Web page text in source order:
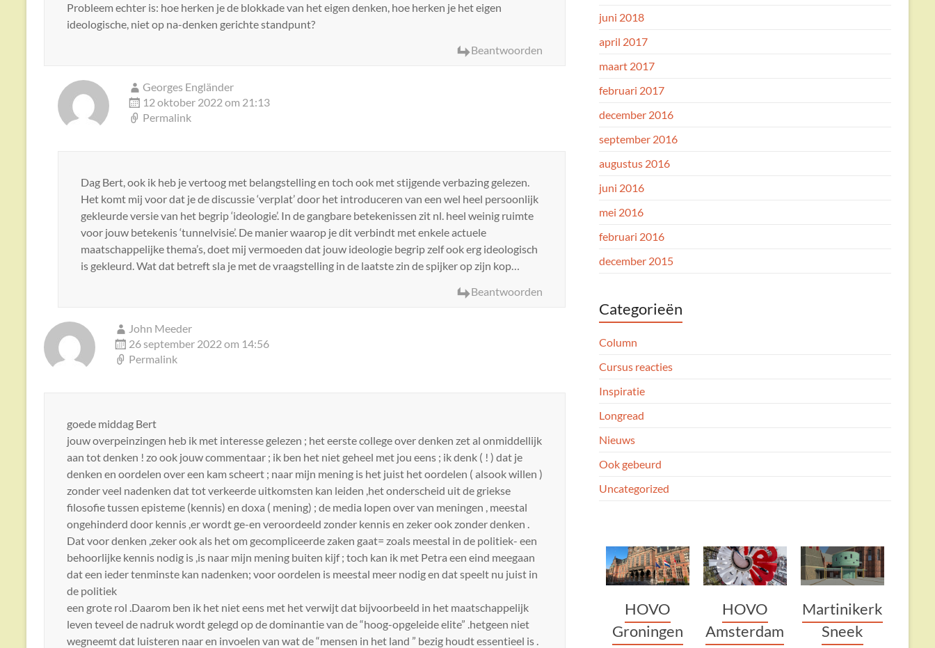
Probleem echter is: hoe herken je de blokkade van het eigen denken, hoe herken je het eigen
ideologische, niet op na-denken gerichte standpunt?
Beantwoorden
Georges Engländer
12 oktober 2022 om 21:13
Permalink
Dag Bert, ook ik heb je vertoog met belangstelling en toch ook met stijgende verbazing gelezen.
Het komt mij voor dat je de discussie ‘verplat’ door het introduceren van een wel heel persoonlijk
gekleurde versie van het begrip ‘ideologie’. In de gangbare betekenissen zit nl. heel weinig ruimte
voor jouw betekenis ‘tunnelvisie’. De manier waarop je dit verbindt met enkele actuele
maatschappelijke thema’s, doet mij vermoeden dat jouw ideologie begrip zelf ook erg ideologisch
is gekleurd. Wat dat betreft sla je met de vraagstelling in de laatste zin de spijker op zijn kop…
Beantwoorden
John Meeder
26 september 2022 om 14:56
Permalink
goede middag Bert
jouw overpeinzingen heb ik met interesse gelezen ; het eerste college over denken zet al onmiddellijk
aan tot denken ! zo ook jouw commentaar ; ik ben het niet geheel met jou eens ; ik denk ( ! ) dat je
denken en oordelen over een kam scheert ; naar mijn mening is het juist het oordelen ( alsook willen )
zonder veel nadenken dat tot verkeerde uitkomsten kan leiden ,het onderscheid uit de griekse
filosofie tussen episteme (kennis) en doxa ( mening) ; de media lopen over van meningen , meestal
ongehinderd door kennis ,er wordt ge-en veroordeeld zonder kennis en zeker ook zonder denken .
Dat voor denken ,zeker ook als het om gecompliceerde zaken gaat= zoals meestal in de politiek- een
behoorlijke kennis nodig is ,is naar mijn mening buiten kijf ; toch kan ik met Petra een eind meegaan
dat een ieder tenminste kan nadenken; voor oordelen is meestal meer nodig en dat speelt nu juist in
de politiek
een grote rol .Daarom ben ik het niet eens met het verwijt dat bijvoorbeeld in het maatschappelijk
leven teveel de nadruk wordt gelegd op de dominantie van de “hoog-opgeleide elite” .hetgeen niet
wegneemt dat luisteren naar en invoelen van wat de “mensen in het land ” bezig houdt essentieel is .
juni 2018
april 2017
maart 2017
februari 2017
december 2016
september 2016
augustus 2016
juni 2016
mei 2016
februari 2016
december 2015
Categorieën
Column
Cursus reacties
Inspiratie
Longread
Nieuws
Ook gebeurd
Uncategorized
HOVO
Groningen
HOVO
Amsterdam
Martinikerk
Sneek